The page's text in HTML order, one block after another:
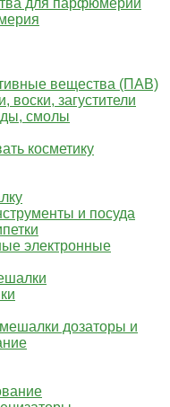
для парфюмерии
вещества (ПАВ)
воски, загустители
смолы
косметику
и посуда
электронные
дозаторы и